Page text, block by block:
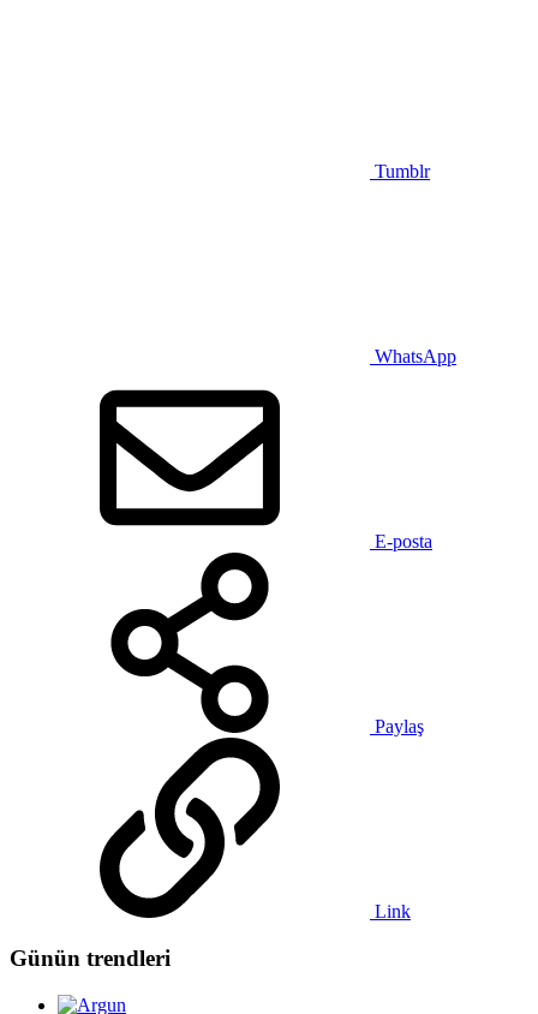
Tumblr
WhatsApp
E-posta
Paylaş
Link
Günün trendleri